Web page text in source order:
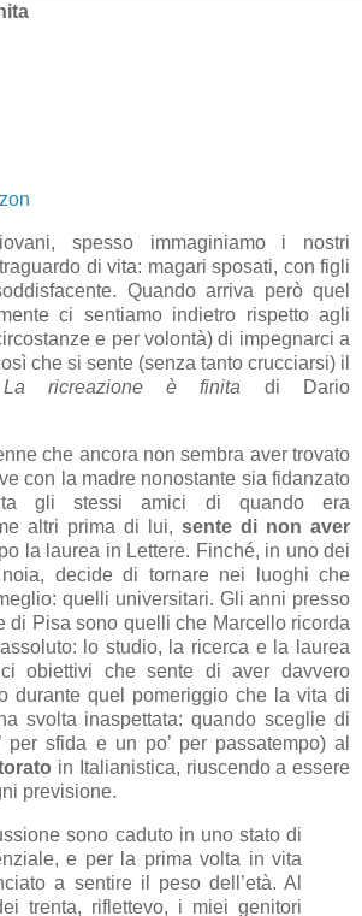
spesso immaginiamo i nostri
di vita: magari sposati, con figli
Quando arriva però quel
ci sentiamo indietro rispetto agli
e per volontà) di impegnarci a
che si sente (senza tanto crucciarsi) il
La ricreazione è finita di Dario
che ancora non sembra aver trovato
con la madre nonostante sia fidanzato
gli stessi amici di quando era
altri prima di lui, sente di non aver
la laurea in Lettere. Finché, in uno dei
decide di tornare nei luoghi che
quelli universitari. Gli anni presso
di Pisa sono quelli che Marcello ricorda
lo studio, la ricerca e la laurea
obiettivi che sente di aver davvero
durante quel pomeriggio che la vita di
svolta inaspettata: quando sceglie di
per sfida e un po’ per passatempo) al
in Italianistica, riuscendo a essere
previsione.
sono caduto in uno stato di
e per la prima volta in vita
a sentire il peso dell’età. Al
trenta, riflettevo, i miei genitori